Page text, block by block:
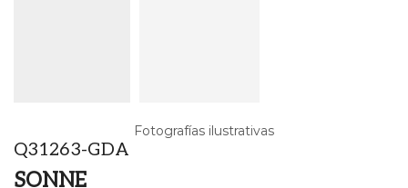
Fotografías ilustrativas
Q31263-GDA
SONNE